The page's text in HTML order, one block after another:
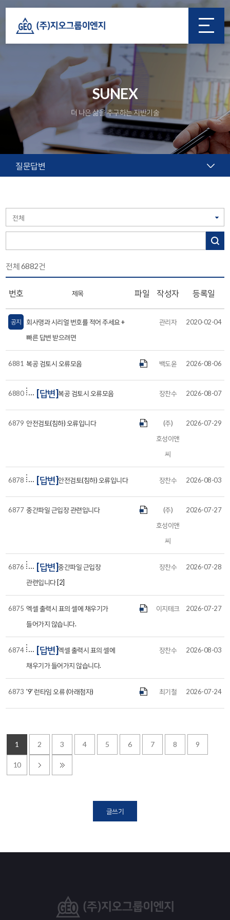
SUNEX
더 나은 삶을 추구하는 지반기술
질문답변
전체6882건
번호 제목 파일 작성자 등록일
공지
회사명과 시리얼 번호를 적어 주세요 +
빠른 답변 받으려면
관리자 2020-02-04
6881 복공 검토시 오류모음 백도윤 2026-08-06
6880 [답변]복공 검토시 오류모음 장찬수 2026-08-07
6879 안전검토(침하) 오류입니다
(주)
호성이앤
씨
2026-07-29
6878 [답변]안전검토(침하) 오류입니다 장찬수 2026-08-03
6877 중간파일 근입장 관련입니다
(주)
호성이앤
씨
2026-07-27
6876 [답변]중간파일 근입장
관련입니다 [2]
장찬수 2026-07-28
6875 엑셀 출력시 표의 셀에 채우기가
들어가지 않습니다.
이지테크 2026-07-27
6874 [답변]엑셀 출력시 표의 셀에
채우기가 들어가지 않습니다.
장찬수 2026-08-03
6873 '9' 런타임 오류 (아래첨자) 최기철 2026-07-24
1 2 3 4 5 6 7 8 9
10
글쓰기